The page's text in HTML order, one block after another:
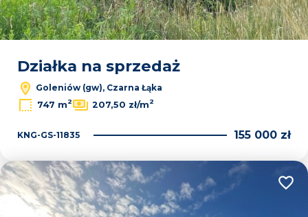
Działka na sprzedaż
Goleniów (gw), Czarna Łąka
747 m2 207,50 zł/m2
KNG-GS-11835 155 000 zł